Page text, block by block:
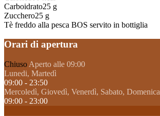
Carboidrato25 g
Zucchero25 g
Tè freddo alla pesca BOS servito in bottiglia
Orari di apertura
Chiuso Aperto alle 09:00
Lunedi, Martedì
09:00 - 23:50
Mercoledì, Giovedì, Venerdì, Sabato, Domenica
09:00 - 23:00